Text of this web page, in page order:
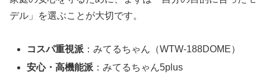
デル」を選ぶことが大切です。
コスパ重視派 ：みてるちゃん（WTW-188DOME）
安心・高機能派 ：みてるちゃん5plus